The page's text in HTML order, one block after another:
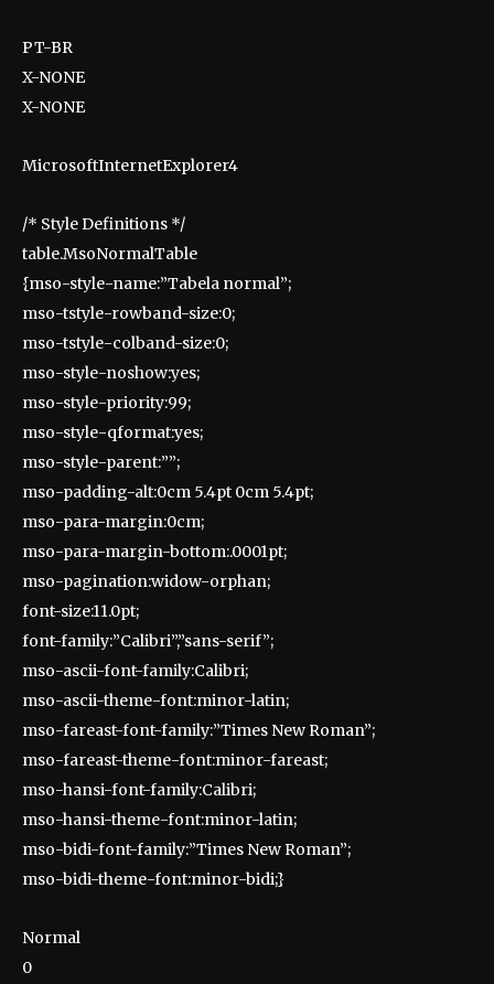
PT-BR
X-NONE
X-NONE
MicrosoftInternetExplorer4
/* Style Definitions */
table.MsoNormalTable
{mso-style-name:”Tabela normal”;
mso-tstyle-rowband-size:0;
mso-tstyle-colband-size:0;
mso-style-noshow:yes;
mso-style-priority:99;
mso-style-qformat:yes;
mso-style-parent:””;
mso-padding-alt:0cm 5.4pt 0cm 5.4pt;
mso-para-margin:0cm;
mso-para-margin-bottom:.0001pt;
mso-pagination:widow-orphan;
font-size:11.0pt;
font-family:”Calibri”,”sans-serif”;
mso-ascii-font-family:Calibri;
mso-ascii-theme-font:minor-latin;
mso-fareast-font-family:”Times New Roman”;
mso-fareast-theme-font:minor-fareast;
mso-hansi-font-family:Calibri;
mso-hansi-theme-font:minor-latin;
mso-bidi-font-family:”Times New Roman”;
mso-bidi-theme-font:minor-bidi;}
Normal
0